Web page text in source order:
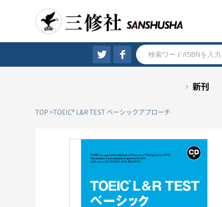
新刊
TOP TOEIC® L&R TEST ベーシックアプローチ